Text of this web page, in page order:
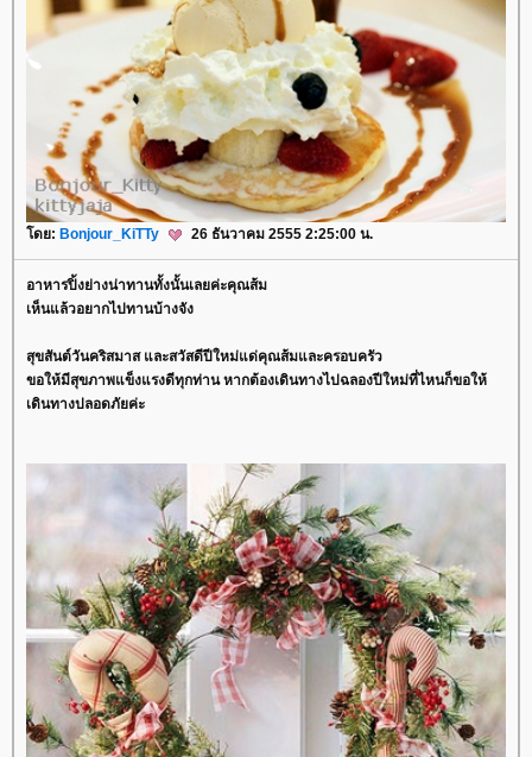
ดย: Bonjour_KiTTy 26 ธันวาคม 2555 2:25:00 น.
อาหารปิ้งย่างน่าทานทั้งนั้นเลยค่ะคุณส้ม
เห็นแล้วอยากไปทานบ้างจัง
สุขสันต์วันคริสมาส และสวัสดีปีใหม่แด่คุณส้มและครอบครัว
ขอให้มีสุขภาพแข็งแรงดีทุกท่าน หากต้องเดินทางไปฉลองปีใหม่ที่ไหนก็ขอให้
เดินทางปลอดภัยค่ะ